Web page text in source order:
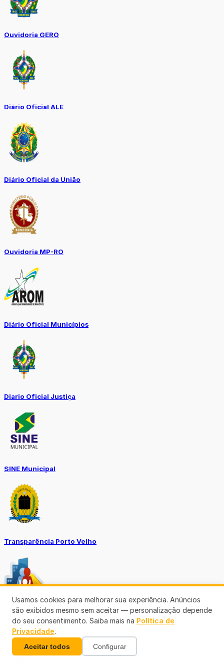
Ouvidoria GERO
Diário Oficial ALE
Diário Oficial da União
Ouvidoria MP-RO
Diário Oficial Municípios
Diario Oficial Justiça
SINE Municipal
Transparência Porto Velho
SEMUSA
(69)3901-3176
Usamos cookies para melhorar sua experiência. Anúncios
são exibidos mesmo sem aceitar — personalização depende
do seu consentimento. Saiba mais na Política de
Privacidade.
Aceitar todos Configurar